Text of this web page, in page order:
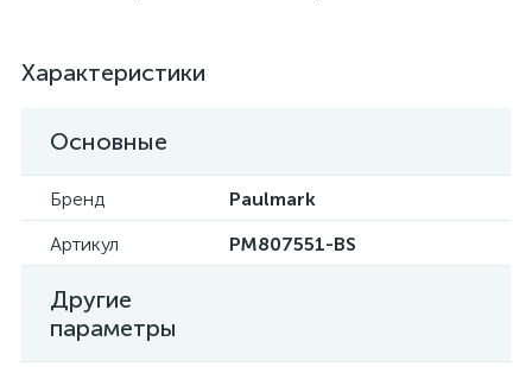
Характеристики
Основные
Бренд
Paulmark
Артикул
PM807551-BS
Другие
параметры